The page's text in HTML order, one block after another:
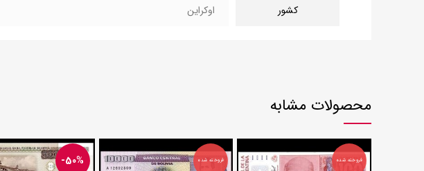
کشور اوکراین
محصولات مشابه
فروخته شده فروخته شده -50%